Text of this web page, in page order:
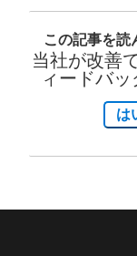
この記事を読
当社が改善
ィードバッ
は